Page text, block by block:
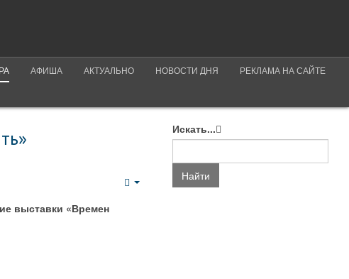
АФИША АКТУАЛЬНО НОВОСТИ ДНЯ РЕКЛАМА НА САЙТЕ
выставки «Времен
Искать...
Найти